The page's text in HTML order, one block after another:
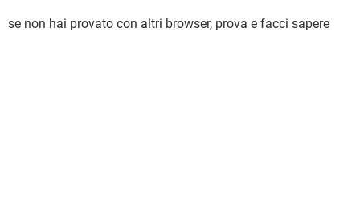
se non hai provato con altri browser, prova e facci sapere